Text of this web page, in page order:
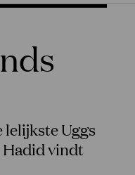
lelijkste Uggs
vindt